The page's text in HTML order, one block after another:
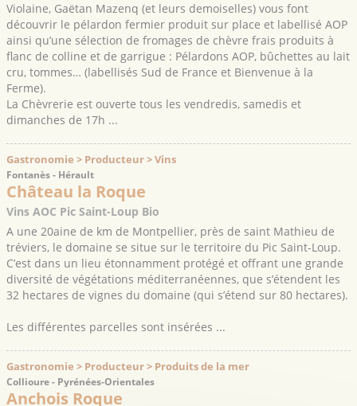
Violaine, Gaëtan Mazenq (et leurs demoiselles) vous font
découvrir le pélardon fermier produit sur place et labellisé AOP
ainsi qu’une sélection de fromages de chèvre frais produits à
flanc de colline et de garrigue : Pélardons AOP, bûchettes au lait
cru, tommes… (labellisés Sud de France et Bienvenue à la
Ferme).
La Chèvrerie est ouverte tous les vendredis, samedis et
dimanches de 17h ...
Gastronomie > Producteur > Vins
Fontanès - Hérault
Château la Roque
Vins AOC Pic Saint-Loup Bio
A une 20aine de km de Montpellier, près de saint Mathieu de
tréviers, le domaine se situe sur le territoire du Pic Saint-Loup.
C’est dans un lieu étonnamment protégé et offrant une grande
diversité de végétations méditerranéennes, que s’étendent les
32 hectares de vignes du domaine (qui s’étend sur 80 hectares).
Les différentes parcelles sont insérées ...
Gastronomie > Producteur > Produits de la mer
Collioure - Pyrénées-Orientales
Anchois Roque